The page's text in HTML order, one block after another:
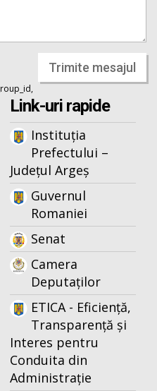
Trimite mesajul
Link-uri rapide
Instituția
Prefectului –
Județul Argeș
Guvernul
Romaniei
Senat
Camera
Deputaților
ETICA - Eficiență,
Transparență și
Interes pentru
Conduita din
Administrație